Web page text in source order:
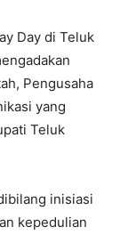
Day di Teluk
Pengusaha
yang
Teluk
inisiasi
kepedulian